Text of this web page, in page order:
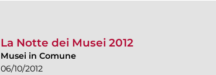
La Notte dei Musei 2012
Musei in Comune
06/10/2012